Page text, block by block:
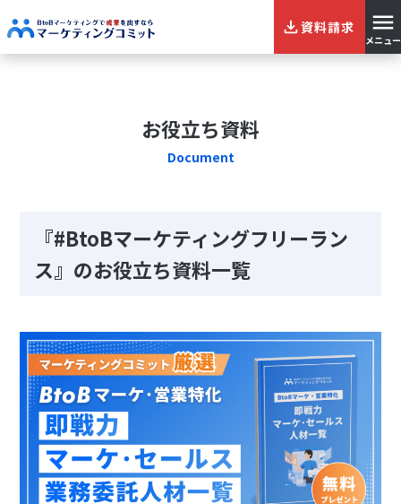
資料請求
メニュー
お役立ち資料
Document
『#BtoBマーケティングフリーラン
ス』のお役立ち資料一覧